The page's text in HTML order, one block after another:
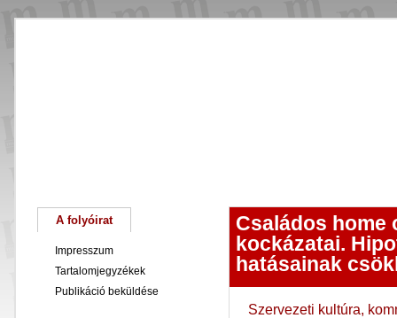
Családos
kockázatai.
hatásainak
Szervezeti kultúra,
A folyóirat
Impresszum
Tartalomjegyzékek
Publikáció beküldése